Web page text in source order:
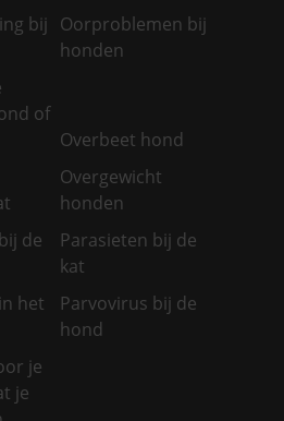
bij Oorproblemen bij
honden
of
Overbeet hond
Overgewicht
honden
de
Parasieten bij de
kat
het
Parvovirus bij de
hond
je
je